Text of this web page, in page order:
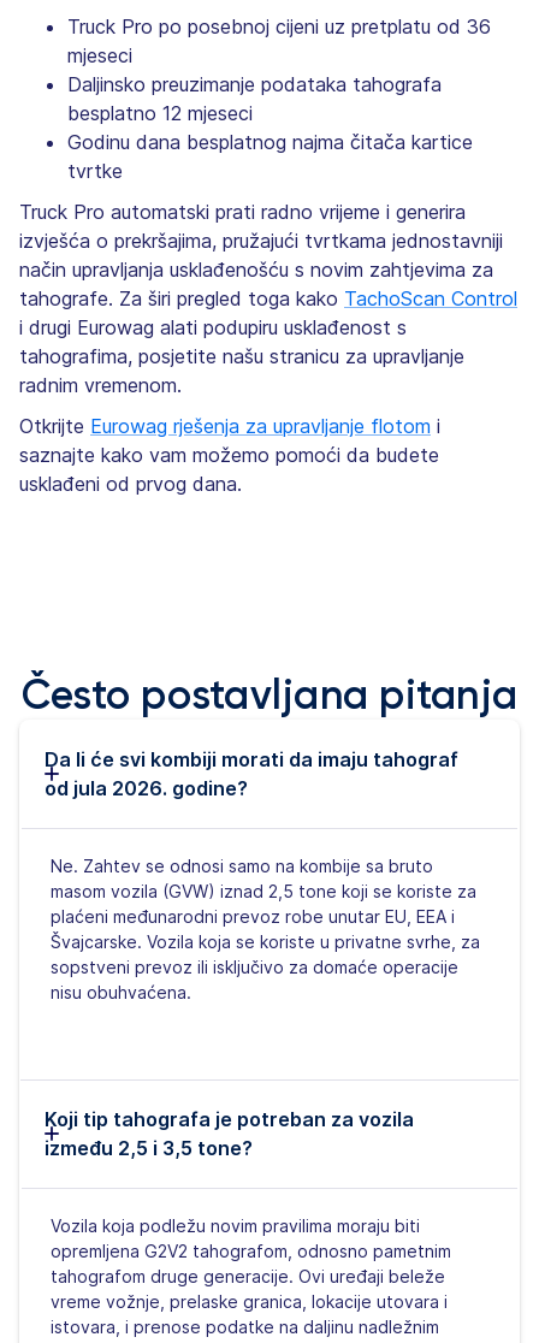
Truck Pro po posebnoj cijeni uz pretplatu od 36
mjeseci
Daljinsko preuzimanje podataka tahografa
besplatno 12 mjeseci
Godinu dana besplatnog najma čitača kartice
tvrtke
Truck Pro automatski prati radno vrijeme i generira
izvješća o prekršajima, pružajući tvrtkama jednostavniji
način upravljanja usklađenošću s novim zahtjevima za
tahografe. Za širi pregled toga kako TachoScan Control
i drugi Eurowag alati podupiru usklađenost s
tahografima, posjetite našu stranicu za upravljanje
radnim vremenom.
Otkrijte Eurowag rješenja za upravljanje flotom i
saznajte kako vam možemo pomoći da budete
usklađeni od prvog dana.
Često postavljana pitanja
Da li će svi kombiji morati da imaju tahograf
od jula 2026. godine?
Ne. Zahtev se odnosi samo na kombije sa bruto
masom vozila (GVW) iznad 2,5 tone koji se koriste za
plaćeni međunarodni prevoz robe unutar EU, EEA i
Švajcarske. Vozila koja se koriste u privatne svrhe, za
sopstveni prevoz ili isključivo za domaće operacije
nisu obuhvaćena.
Koji tip tahografa je potreban za vozila
između 2,5 i 3,5 tone?
Vozila koja podležu novim pravilima moraju biti
opremljena G2V2 tahografom, odnosno pametnim
tahografom druge generacije. Ovi uređaji beleže
vreme vožnje, prelaske granica, lokacije utovara i
istovara, i prenose podatke na daljinu nadležnim